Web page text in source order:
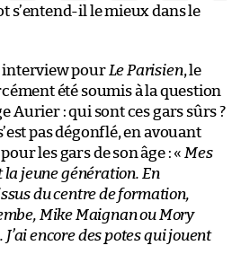
s’entend-il le mieux dans le
interview pour Le Parisien, le
été soumis à la question
Aurier : qui sont ces gars sûrs ?
pas dégonflé, en avouant
les gars de son âge : « Mes
la jeune génération. En
du centre de formation,
Mike Maignan ou Mory
encore des potes qui jouent